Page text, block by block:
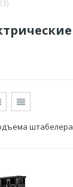
штабелера